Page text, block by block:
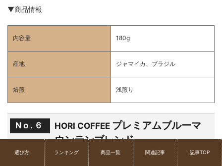
▼商品情報
内容量 180g
産地 ジャマイカ、ブラジル
焙煎 浅煎り
No.６ HORI COFFEE プレミアムブルーマ
ウンテンブレンド
選び方 ランキング 商品一覧 関連記事 記事TOP